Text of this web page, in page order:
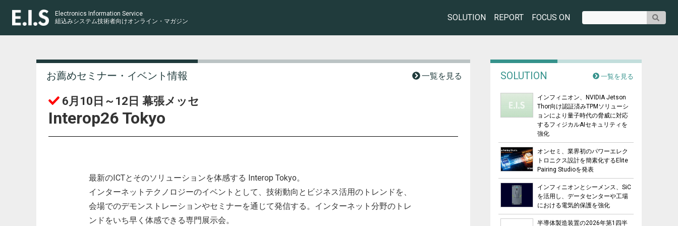
Electronics Information Service
組込みシステム技術者向けオンライン・マガジン SOLUTION REPORT FOCUS ON
お薦めセミナー・イベント情報 一覧を見る
6月10日～12日 幕張メッセ
Interop26 Tokyo
最新のICTとそのソリューションを体感する Interop Tokyo。
インターネットテクノロジーのイベントとして、技術動向とビジネス活用のトレンドを、
会場でのデモンストレーションやセミナーを通じて発信する。インターネット分野のトレ
ンドをいち早く体感できる専門展示会。
SOLUTION 一覧を見る
インフィニオン、NVIDIA Jetson
Thor向け認証済みTPMソリューシ
ョンにより量子時代の脅威に対応
するフィジカルAIセキュリティを
強化
オンセミ、業界初のパワーエレク
トロニクス設計を簡素化するElite
Pairing Studioを発表
インフィニオンとシーメンス、SiC
を活用し、データセンターや工場
における電気的保護を強化
半導体製造装置の2026年第1四半